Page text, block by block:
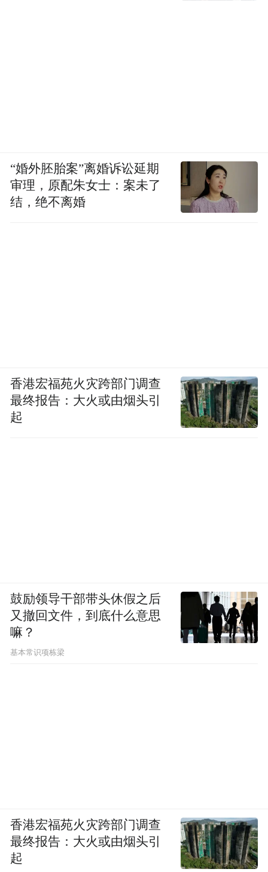
“婚外胚胎案”离婚诉讼延期
审理，原配朱女士：案未了
结，绝不离婚
香港宏福苑火灾跨部门调查
最终报告：大火或由烟头引
起
鼓励领导干部带头休假之后
又撤回文件，到底什么意思
嘛？
基本常识项栋梁
香港宏福苑火灾跨部门调查
最终报告：大火或由烟头引
起